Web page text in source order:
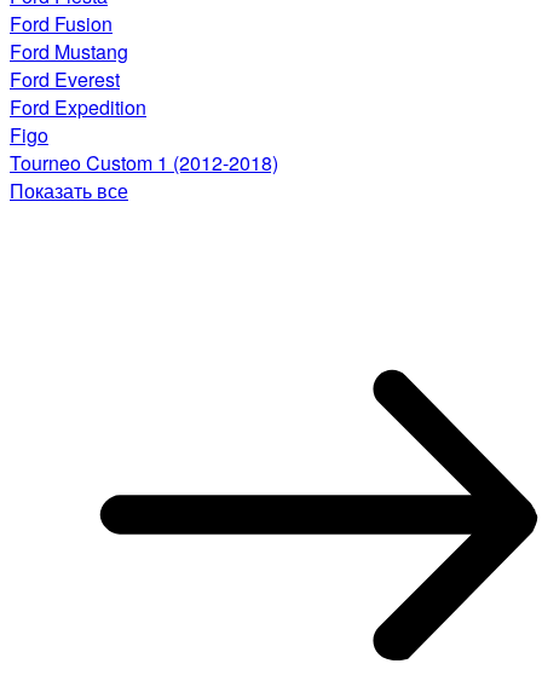
Ford Fusion
Ford Mustang
Ford Everest
Ford Expedition
Figo
Tourneo Custom 1 (2012-2018)
Показать все